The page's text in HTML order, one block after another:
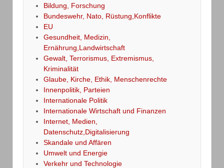
Bildung, Forschung
Bundeswehr, Nato, Rüstung,Konflikte
EU
Gesundheit, Medizin,
Ernährung,Landwirtschaft
Gewalt, Terrorismus, Extremismus,
Kriminalität
Glaube, Kirche, Ethik, Menschenrechte
Innenpolitik, Parteien
Internationale Politik
Internationale Wirtschaft und Finanzen
Internet, Medien,
Datenschutz,Digitalisierung
Skandale und Affären
Umwelt und Energie
Verkehr und Technologie